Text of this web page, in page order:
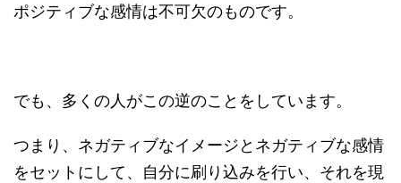
ポジティブな感情は不可欠のものです。
でも、多くの人がこの逆のことをしています。
つまり、ネガティブなイメージとネガティブな感情
をセットにして、自分に刷り込みを行い、それを現